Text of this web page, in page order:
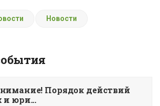
Новости
Порядок действий
и юри...